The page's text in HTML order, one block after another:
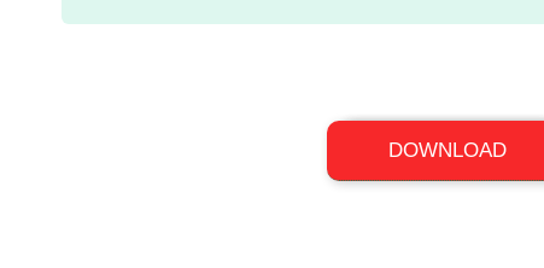
DOWNLOAD
File Size: 11,6 KB
Excel Workbook (*.xlsx)